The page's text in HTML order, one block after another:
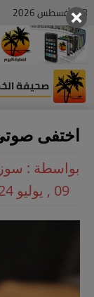
08 , أغسطس 2026
صحيفة
اختفى
بواسطة :
09 , يوليو 2024 04:31 م